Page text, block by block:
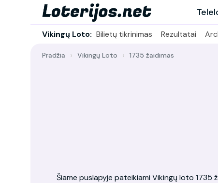
Vikingų Loto: Bilietų tikrinimas Rezultatai
Pradžia Vikingų Loto 1735 žaidimas
Šiame puslapyje pateikiami Vikingų loto 1735